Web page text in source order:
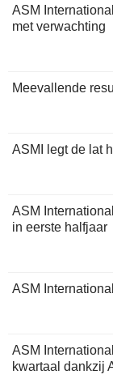
ASM
met verwachting
Meevallende
ASMI legt de lat
ASM
in eerste halfjaar
ASM
ASM
kwartaal dankzij